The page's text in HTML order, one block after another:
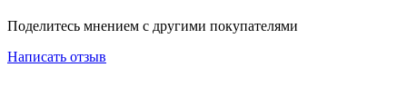
Поделитесь мнением с другими покупателями
Написать отзыв